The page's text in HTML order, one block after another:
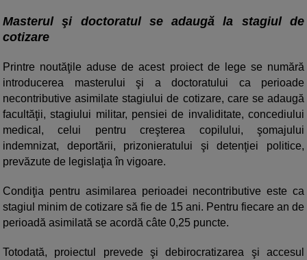
Masterul şi doctoratul se adaugă la stagiul de
cotizare
Printre noutăţile aduse de acest proiect de lege se numără
introducerea masterului şi a doctoratului ca perioade
necontributive asimilate stagiului de cotizare, care se adaugă
facultăţii, stagiului militar, pensiei de invaliditate, concediului
medical, celui pentru creşterea copilului, şomajului
indemnizat, deportării, prizonieratului şi detenţiei politice,
prevăzute de legislaţia în vigoare.
Condiţia pentru asimilarea perioadei necontributive este ca
stagiul minim de cotizare să fie de 15 ani. Pentru fiecare an de
perioadă asimilată se acordă câte 0,25 puncte.
Totodată, proiectul prevede şi debirocratizarea şi accesul